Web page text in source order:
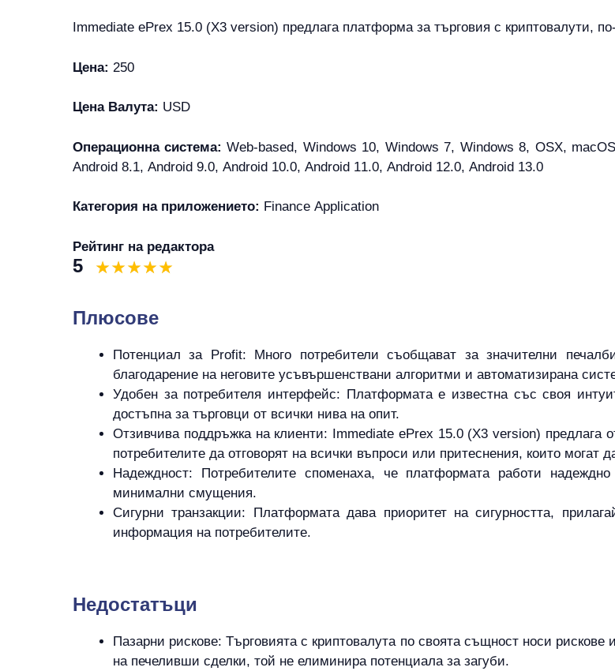
Immediate ePrex 15.0 (X3 version) предлага платформа за търговия с криптовалути,
Цена: 250
Цена Валута: USD
Операционна система: Web-based, Windows 10, Windows 7, Windows 8, OSX,
Android 8.1, Android 9.0, Android 10.0, Android 11.0, Android 12.0, Android 13.0
Категория на приложението: Finance Application
Рейтинг на редактора
5
Плюсове
Потенциал за Profit: Много потребители съобщават за значителни
благодарение на неговите усъвършенствани алгоритми и автоматизирана
Удобен за потребителя интерфейс: Платформата е известна със своя
достъпна за търговци от всички нива на опит.
Отзивчива поддръжка на клиенти: Immediate ePrex 15.0 (X3 version) предлага
потребителите да отговорят на всички въпроси или притеснения, които могат
Надеждност: Потребителите споменаха, че платформата работи
минимални смущения.
Сигурни транзакции: Платформата дава приоритет на сигурността,
информация на потребителите.
Hедостатъци
Пазарни рискове: Търговията с криптовалута по своята същност носи
на печеливши сделки, той не елиминира потенциала за загуби.